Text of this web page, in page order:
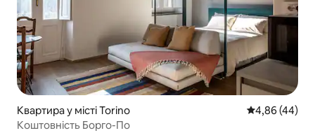
Квартира у місті Torino Середня
4,86 (44)
Коштовність Борго-По